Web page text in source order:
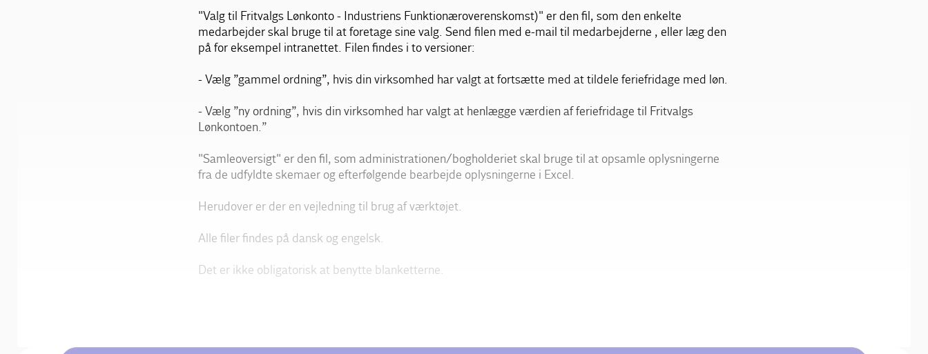
"Valg til Fritvalgs Lønkonto - Industriens Funktionæroverenskomst)" er den fil, som den enkelte
medarbejder skal bruge til at foretage sine valg. Send filen med e-mail til medarbejderne , eller læg den
på for eksempel intranettet. Filen findes i to versioner:
- Vælg ”gammel ordning”, hvis din virksomhed har valgt at fortsætte med at tildele feriefridage med løn.
- Vælg ”ny ordning”, hvis din virksomhed har valgt at henlægge værdien af feriefridage til Fritvalgs
Lønkontoen.”
"Samleoversigt" er den fil, som administrationen/bogholderiet skal bruge til at opsamle oplysningerne
fra de udfyldte skemaer og efterfølgende bearbejde oplysningerne i Excel.
Herudover er der en vejledning til brug af værktøjet.
Alle filer findes på dansk og engelsk.
Det er ikke obligatorisk at benytte blanketterne.